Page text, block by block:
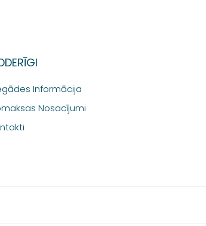
Informācija
Nosacījumi